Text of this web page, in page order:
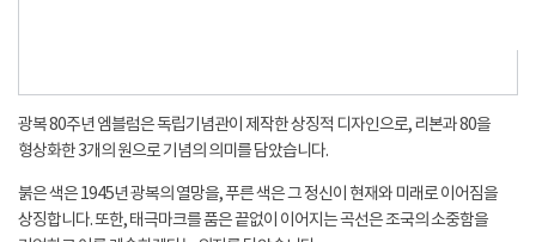
광복 80주년 엠블럼은 독립기념관이 제작한 상징적 디자인으로, 리본과 80을
형상화한 3개의 원으로 기념의 의미를 담았습니다.
붉은 색은 1945년 광복의 열망을, 푸른 색은 그 정신이 현재와 미래로 이어짐을
상징합니다. 또한, 태극마크를 품은 끝없이 이어지는 곡선은 조국의 소중함을